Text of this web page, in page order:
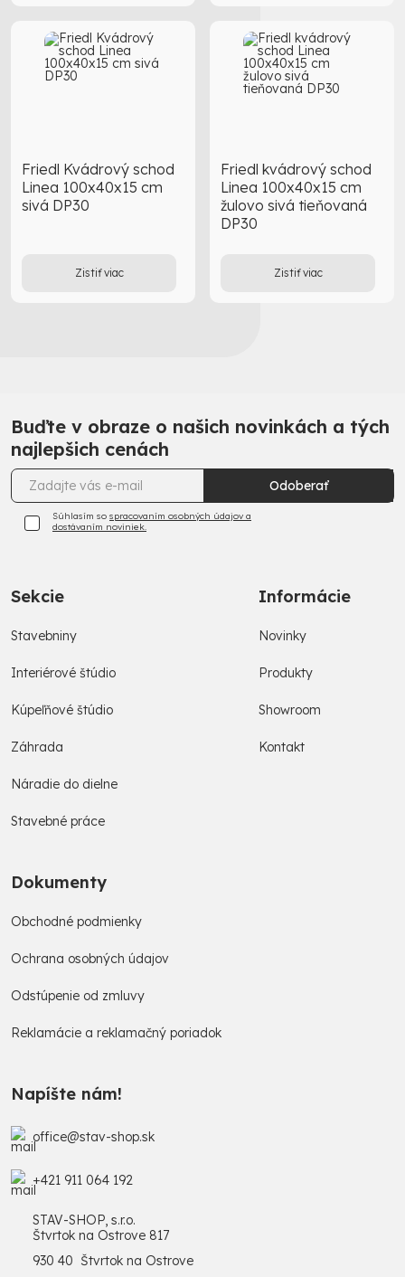
Friedl Kvádrový schod
Linea 100x40x15 cm
sivá DP30
Zistiť viac
Friedl kvádrový schod
Linea 100x40x15 cm
žulovo sivá tieňovaná
DP30
Zistiť viac
Buďte v obraze o našich novinkách a tých
najlepšich cenách
Odoberať
Súhlasím so spracovaním osobných údajov a
dostávaním noviniek.
Sekcie
Stavebniny
Interiérové štúdio
Kúpeľňové štúdio
Záhrada
Náradie do dielne
Stavebné práce
Informácie
Novinky
Produkty
Showroom
Kontakt
Dokumenty
Obchodné podmienky
Ochrana osobných údajov
Odstúpenie od zmluvy
Reklamácie a reklamačný poriadok
Napíšte nám!
office@stav-shop.sk
+421 911 064 192
STAV-SHOP, s.r.o.
Štvrtok na Ostrove 817
930 40 Štvrtok na Ostrove